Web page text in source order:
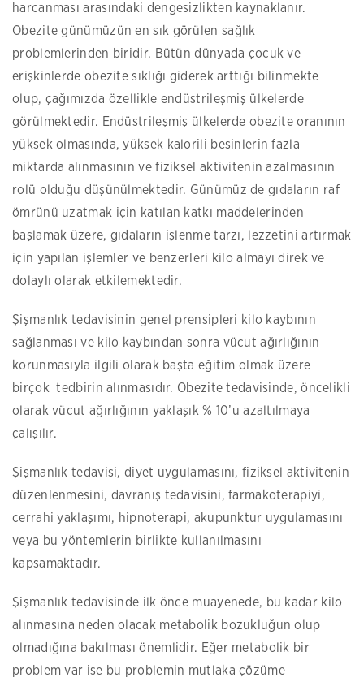
harcanması arasındaki dengesizlikten kaynaklanır.
Obezite günümüzün en sık görülen sağlık
problemlerinden biridir. Bütün dünyada çocuk ve
erişkinlerde obezite sıklığı giderek arttığı bilinmekte
olup, çağımızda özellikle endüstrileşmiş ülkelerde
görülmektedir. Endüstrileşmiş ülkelerde obezite oranının
yüksek olmasında, yüksek kalorili besinlerin fazla
miktarda alınmasının ve fiziksel aktivitenin azalmasının
rolü olduğu düşünülmektedir. Günümüz de gıdaların raf
ömrünü uzatmak için katılan katkı maddelerinden
başlamak üzere, gıdaların işlenme tarzı, lezzetini artırmak
için yapılan işlemler ve benzerleri kilo almayı direk ve
dolaylı olarak etkilemektedir.
Şişmanlık tedavisinin genel prensipleri kilo kaybının
sağlanması ve kilo kaybından sonra vücut ağırlığının
korunmasıyla ilgili olarak başta eğitim olmak üzere
birçok tedbirin alınmasıdır. Obezite tedavisinde, öncelikli
olarak vücut ağırlığının yaklaşık % 10’u azaltılmaya
çalışılır.
Şişmanlık tedavisi, diyet uygulamasını, fiziksel aktivitenin
düzenlenmesini, davranış tedavisini, farmakoterapiyi,
cerrahi yaklaşımı, hipnoterapi, akupunktur uygulamasını
veya bu yöntemlerin birlikte kullanılmasını
kapsamaktadır.
Şişmanlık tedavisinde ilk önce muayenede, bu kadar kilo
alınmasına neden olacak metabolik bozukluğun olup
olmadığına bakılması önemlidir. Eğer metabolik bir
problem var ise bu problemin mutlaka çözüme